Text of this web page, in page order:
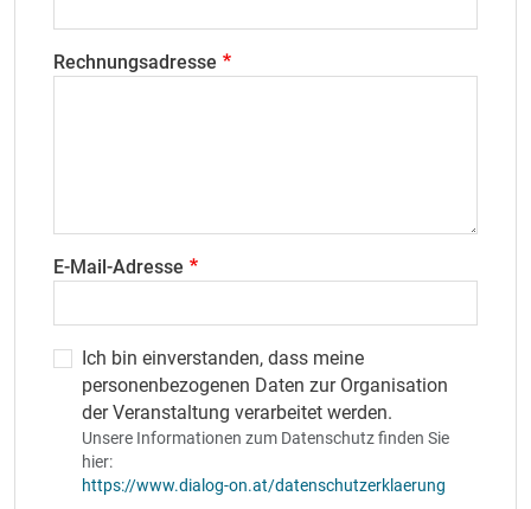
Rechnungsadresse
E-Mail-Adresse
Ich bin einverstanden, dass meine
personenbezogenen Daten zur Organisation
der Veranstaltung verarbeitet werden.
Unsere Informationen zum Datenschutz finden Sie
hier:
https://www.dialog-on.at/datenschutzerklaerung